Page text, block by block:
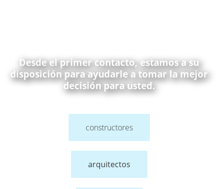
Desde el primer contacto, estamos a su
disposición para ayudarle a tomar la mejor
decisión para usted.
constructores
arquitectos